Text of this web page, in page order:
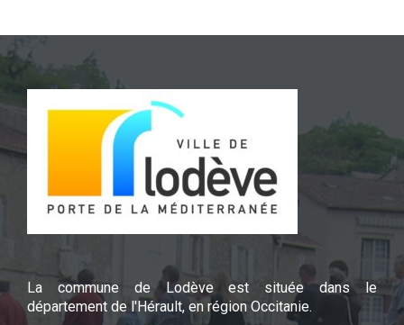
La commune de Lodève est située dans le
département de l'Hérault, en région Occitanie.